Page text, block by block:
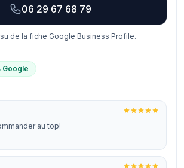
06 29 67 68 79
de la fiche Google Business Profile.
Google
au top!